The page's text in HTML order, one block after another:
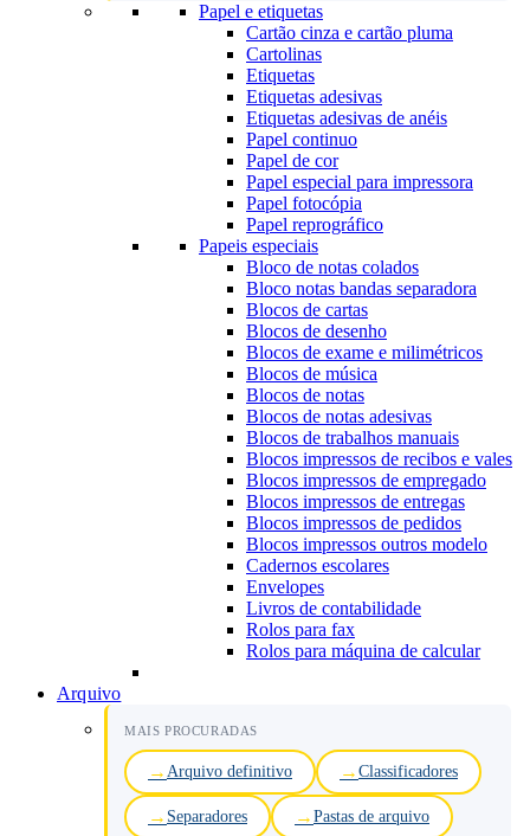
Papel e etiquetas
Cartão cinza e cartão pluma
Cartolinas
Etiquetas
Etiquetas adesivas
Etiquetas adesivas de anéis
Papel continuo
Papel de cor
Papel especial para impressora
Papel fotocópia
Papel reprográfico
Papeis especiais
Bloco de notas colados
Bloco notas bandas separadora
Blocos de cartas
Blocos de desenho
Blocos de exame e milimétricos
Blocos de música
Blocos de notas
Blocos de notas adesivas
Blocos de trabalhos manuais
Blocos impressos de recibos e vales
Blocos impressos de empregado
Blocos impressos de entregas
Blocos impressos de pedidos
Blocos impressos outros modelo
Cadernos escolares
Envelopes
Livros de contabilidade
Rolos para fax
Rolos para máquina de calcular
Arquivo
MAIS PROCURADAS
Arquivo definitivo Classificadores
Separadores Pastas de arquivo